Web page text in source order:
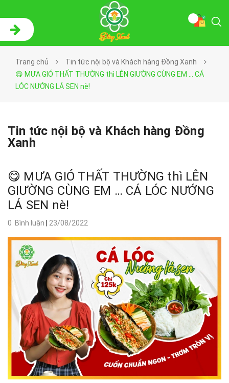
Trang chủ
Tin tức nội bộ và Khách hàng Đồng Xanh
😋 MƯA GIÓ THẤT THƯỜNG thì LÊN GIƯỜNG CÙNG EM … CÁ
LÓC NƯỚNG LÁ SEN nè!
Tin tức nội bộ và Khách hàng Đồng
Xanh
😋 MƯA GIÓ THẤT THƯỜNG thì LÊN
GIƯỜNG CÙNG EM … CÁ LÓC NƯỚNG
LÁ SEN nè!
0 Bình luận 23/08/2022